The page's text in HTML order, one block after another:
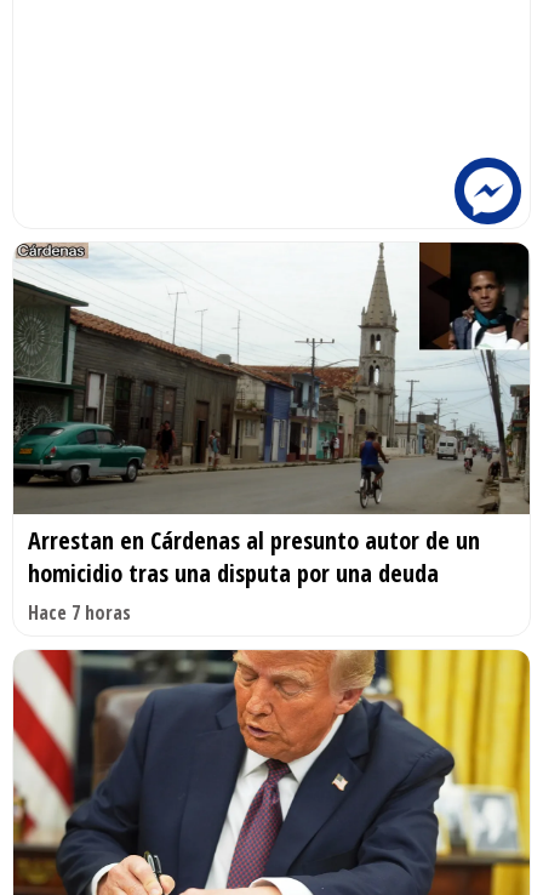
Arrestan en Cárdenas al presunto autor de un
homicidio tras una disputa por una deuda
Hace 7 horas